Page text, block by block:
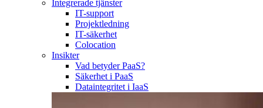
Integrerade tjänster
IT-support
Projektledning
IT-säkerhet
Colocation
Insikter
Vad betyder PaaS?
Säkerhet i PaaS
Dataintegritet i IaaS